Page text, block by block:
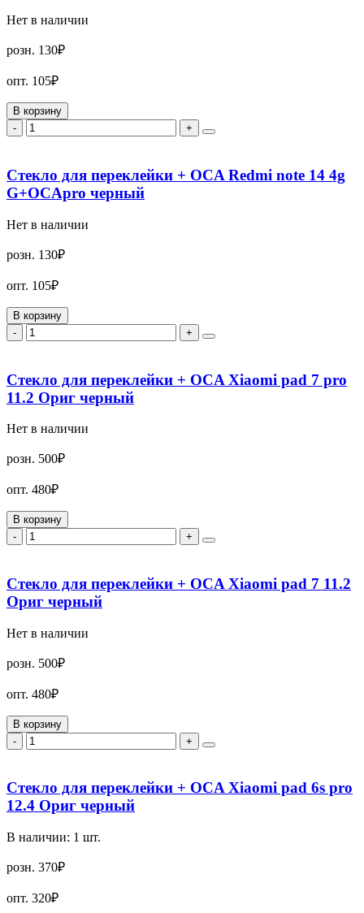
Нет в наличии
розн. 130₽
опт. 105₽
В корзину
-
+
Стекло для переклейки + OCA Redmi note 14 4g
G+OCApro черный
Нет в наличии
розн. 130₽
опт. 105₽
В корзину
-
+
Стекло для переклейки + OCA Xiaomi pad 7 pro
11.2 Ориг черный
Нет в наличии
розн. 500₽
опт. 480₽
В корзину
-
+
Стекло для переклейки + OCA Xiaomi pad 7 11.2
Ориг черный
Нет в наличии
розн. 500₽
опт. 480₽
В корзину
-
+
Стекло для переклейки + OCA Xiaomi pad 6s pro
12.4 Ориг черный
В наличии: 1 шт.
розн. 370₽
опт. 320₽